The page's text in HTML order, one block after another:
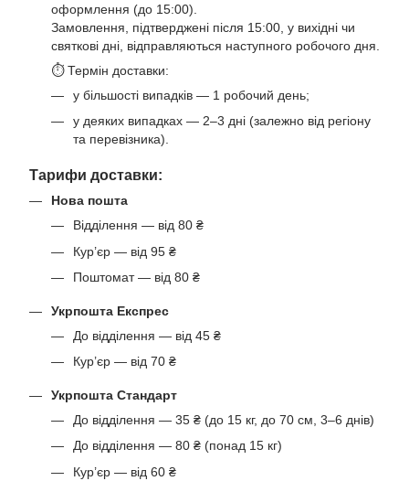
оформлення (до 15:00).
Замовлення, підтверджені після 15:00, у вихідні чи
святкові дні, відправляються наступного робочого дня.
⏱ Термін доставки:
у більшості випадків — 1 робочий день;
у деяких випадках — 2–3 дні (залежно від регіону
та перевізника).
Тарифи доставки:
Нова пошта
Відділення — від 80 ₴
Кур’єр — від 95 ₴
Поштомат — від 80 ₴
Укрпошта Експрес
До відділення — від 45 ₴
Кур’єр — від 70 ₴
Укрпошта Стандарт
До відділення — 35 ₴ (до 15 кг, до 70 см, 3–6 днів)
До відділення — 80 ₴ (понад 15 кг)
Кур’єр — від 60 ₴